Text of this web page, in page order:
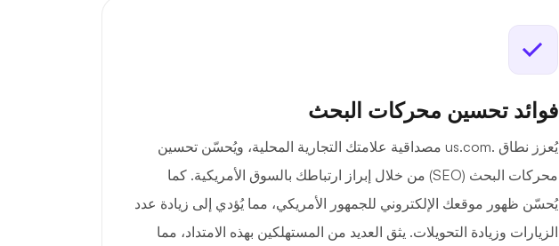
فوائد تحسين محركات البحث
يُعزز نطاق .us.com مصداقية علامتك التجارية المحلية، ويُحسّن تحسين
محركات البحث (SEO) من خلال إبراز ارتباطك بالسوق الأمريكية. كما
يُحسّن ظهور موقعك الإلكتروني للجمهور الأمريكي، مما يُؤدي إلى زيادة عدد
الزيارات وزيادة التحويلات. يثق العديد من المستهلكين بهذه الامتداد، مما